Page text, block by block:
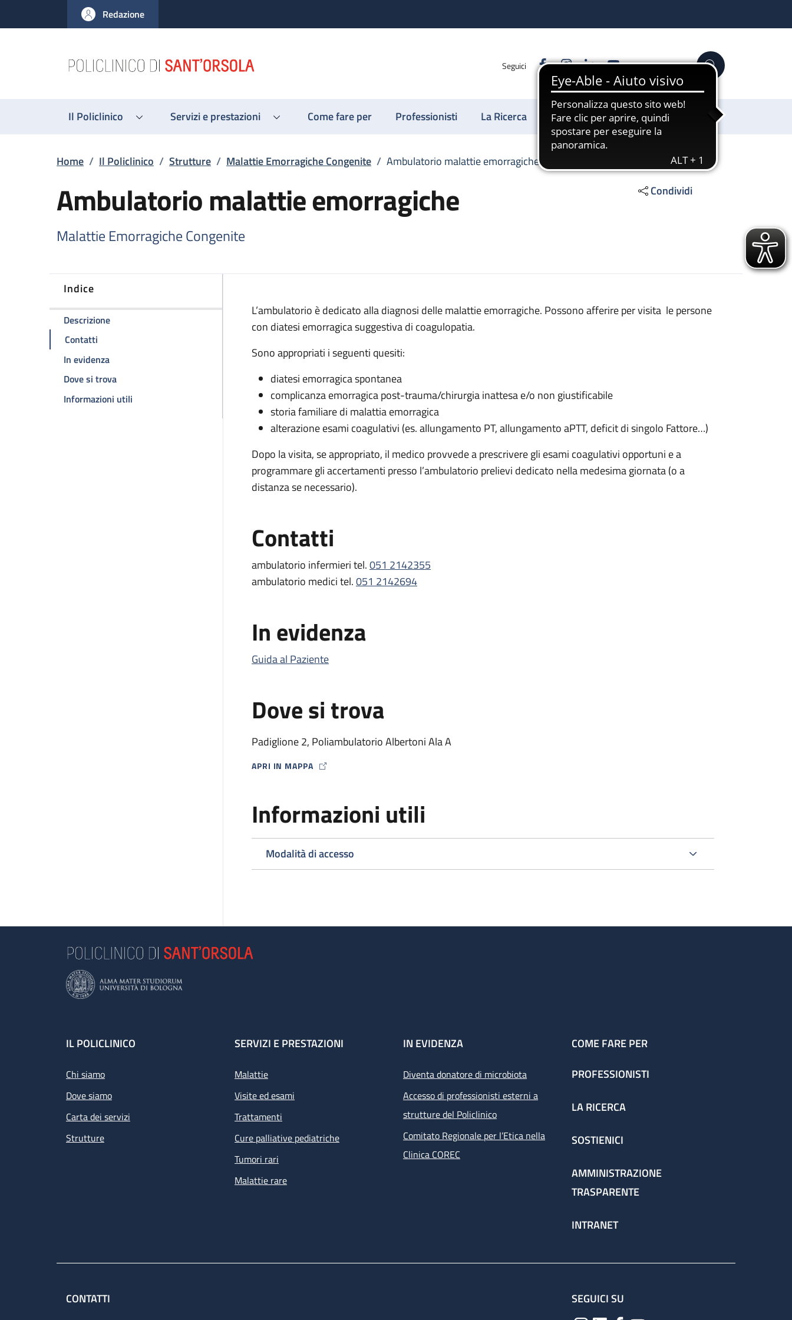
al contenuto principale
to footer content
Redazione
Seguici FacebookInstagram
LinkedinYouTube Cerca
Il Policlinico Servizi e prestazioni Come fare per Professionisti La Ricerca Sostienici
Briciole di pane
Home / Il Policlinico / Strutture / Malattie Emorragiche Congenite / Ambulatorio malattie emorragiche
Ambulatorio malattie emorragiche
Malattie Emorragiche Congenite
Condividi
Indice
Descrizionedella pagina Ambulatorio malattie emorragiche
Contatti
In evidenzadella pagina Ambulatorio malattie emorragiche
Dove si trovadella pagina Ambulatorio malattie emorragiche
Informazioni utili della pagina Ambulatorio malattie emorragiche
Descrizione
L’ambulatorio è dedicato alla diagnosi delle malattie emorragiche. Possono afferire per visita le persone
con diatesi emorragica suggestiva di coagulopatia.
Sono appropriati i seguenti quesiti:
diatesi emorragica spontanea
complicanza emorragica post-trauma/chirurgia inattesa e/o non giustificabile
storia familiare di malattia emorragica
alterazione esami coagulativi (es. allungamento PT, allungamento aPTT, deficit di singolo Fattore…)
Dopo la visita, se appropriato, il medico provvede a prescrivere gli esami coagulativi opportuni e a
programmare gli accertamenti presso l’ambulatorio prelievi dedicato nella medesima giornata (o a
distanza se necessario).
Contatti
ambulatorio infermieri tel.051 2142355
ambulatorio medici tel.051 2142694
In evidenza
Guida al Paziente
Dove si trova
Padiglione 2, Poliambulatorio Albertoni Ala A
APRI IN MAPPA
MAP ICON
Informazioni utili
Modalità di accesso
Footer
IL POLICLINICO
Chi siamo
Dove siamo
Carta dei servizi
Strutture
SERVIZI E PRESTAZIONI
Malattie
Visite ed esami
Trattamenti
Cure palliative pediatriche
Tumori rari
Malattie rare
IN EVIDENZA
Diventa donatore di microbiota
Accesso di professionisti esterni a
strutture del Policlinico
Comitato Regionale per l’Etica nella
Clinica COREC
COME FARE PER
PROFESSIONISTI
LA RICERCA
SOSTIENICI
AMMINISTRAZIONE
TRASPARENTE
INTRANET
CONTATTI SEGUICI SU